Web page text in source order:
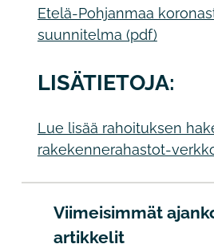
Etelä-Pohjanmaa
suunnitelma (pdf)
LISÄTIETOJA:
Lue lisää rahoituksen
rakekennerahastot-
Viimeisimmät
artikkelit